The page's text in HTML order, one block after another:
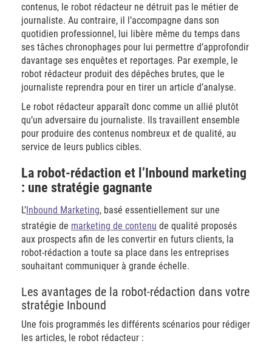
contenus, le robot rédacteur ne détruit pas le métier de
journaliste. Au contraire, il l’accompagne dans son
quotidien professionnel, lui libère même du temps dans
ses tâches chronophages pour lui permettre d’approfondir
davantage ses enquêtes et reportages. Par exemple, le
robot rédacteur produit des dépêches brutes, que le
journaliste reprendra pour en tirer un article d’analyse.
Le robot rédacteur apparaît donc comme un allié plutôt
qu’un adversaire du journaliste. Ils travaillent ensemble
pour produire des contenus nombreux et de qualité, au
service de leurs publics cibles.
La robot-rédaction et l’Inbound marketing
: une stratégie gagnante
L’Inbound Marketing, basé essentiellement sur une
stratégie de marketing de contenu de qualité proposés
aux prospects afin de les convertir en futurs clients, la
robot-rédaction a toute sa place dans les entreprises
souhaitant communiquer à grande échelle.
Les avantages de la robot-rédaction dans votre
stratégie Inbound
Une fois programmés les différents scénarios pour rédiger
les articles, le robot rédacteur :